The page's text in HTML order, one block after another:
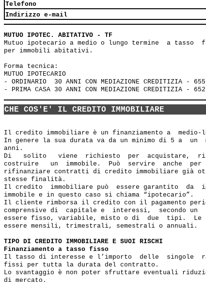
Telefono
Indirizzo e-mail
MUTUO IPOTEC. ABITATIVO - TF
Mutuo ipotecario a medio o lungo termine  a tasso
per immobili abitativi.
Forma tecnica:
MUTUO IPOTECARIO
- ORDINARIO  30 ANNI CON MEDIAZIONE CREDITIZIA -
CHE COS'E' IL CREDITO IMMOBILIARE
Il credito immobiliare è un finanziamento a  medio-
In genere la sua durata va da un minimo di 5 a  un
anni.
Di   solito   viene  richiesto  per  acquistare,
costruire   un  immobile.  Può  servire  anche
rifinanziare contratti di credito immobiliare già
stesse finalità.
Il credito  immobiliare può  essere garantito  da
immobile e in questo caso si chiama “ipotecario”.
Il cliente rimborsa il credito con il pagamento
comprensive di  capitale e  interessi,  secondo un
essere fisso, variabile, misto o di  due  tipi.  Le
essere mensili, trimestrali, semestrali o annuali.
TIPO DI CREDITO IMMOBILIARE E SUOI RISCHI
Finanziamento a tasso fisso
Il tasso di interesse e l’importo  delle  singole
fissi per tutta la durata del contratto.
Lo svantaggio è non poter sfruttare eventuali
di mercato.